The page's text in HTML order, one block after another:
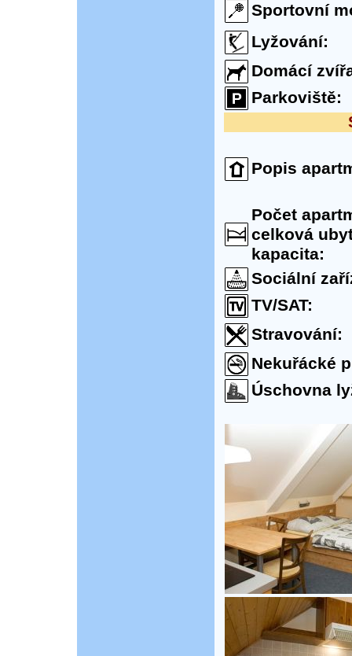
Sportovní
Lyžování:
Domácí
Parkoviště:
Popis
Počet
celková
kapacita:
Sociální
TV/SAT:
Stravování:
Nekuřácké
Úschovna